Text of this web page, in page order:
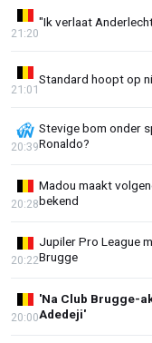
"Ik verlaat
21:20
Standard hoopt op
21:01
Stevige bom onder
Ronaldo?
20:39
Madou maakt
bekend
20:28
Jupiler Pro League
Brugge
20:22
'Na Club Brugge-
Adedeji'
20:00